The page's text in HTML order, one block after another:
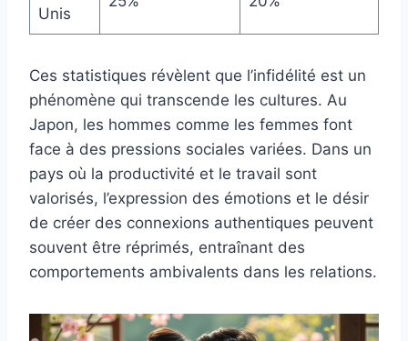
Unis
Ces statistiques révèlent que l’infidélité est un
phénomène qui transcende les cultures. Au
Japon, les hommes comme les femmes font
face à des pressions sociales variées. Dans un
pays où la productivité et le travail sont
valorisés, l’expression des émotions et le désir
de créer des connexions authentiques peuvent
souvent être réprimés, entraînant des
comportements ambivalents dans les relations.